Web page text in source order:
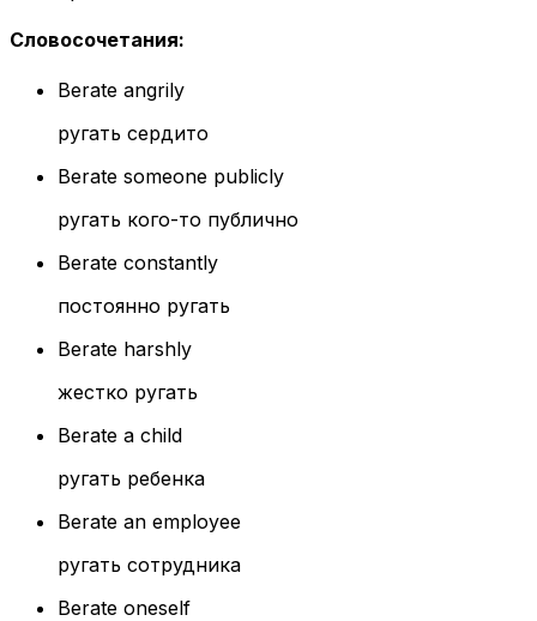
Словосочетания:
Berate angrily
ругать сердито
Berate someone publicly
ругать кого-то публично
Berate constantly
постоянно ругать
Berate harshly
жестко ругать
Berate a child
ругать ребенка
Berate an employee
ругать сотрудника
Berate oneself